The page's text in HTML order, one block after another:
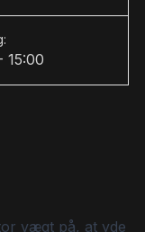
15:00
vægt på, at yde